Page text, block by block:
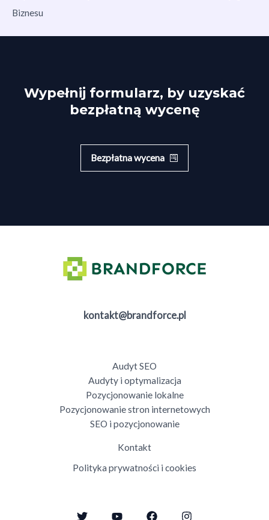
Biznesu
Wypełnij formularz, by uzyskać
bezpłatną wycenę
Bezpłatna wycena
kontakt@brandforce.pl
Audyt SEO
Audyty i optymalizacja
Pozycjonowanie lokalne
Pozycjonowanie stron internetowych
SEO i pozycjonowanie
Kontakt
Polityka prywatności i cookies